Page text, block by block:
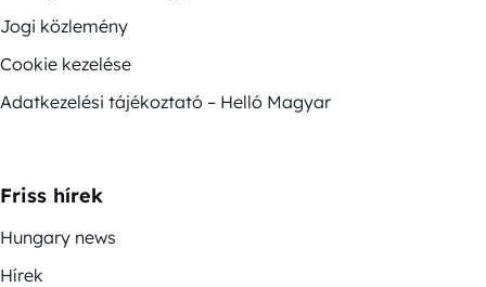
Jogi közlemény
Cookie kezelése
Adatkezelési tájékoztató – Helló Magyar
Friss hírek
Hungary news
Hírek